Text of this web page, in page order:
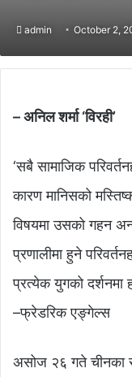
admin October 2,
– अनिल शर्मा ‘विरही’
‘सबै सामाजिक
कारण मानिसको
विषयमा उसको गहन
प्रणालीमा हुने
प्रत्येक युगको दर्शनमा
–फ्रेडरिक एङ्गेल्स
असोज २६ गते चीनका